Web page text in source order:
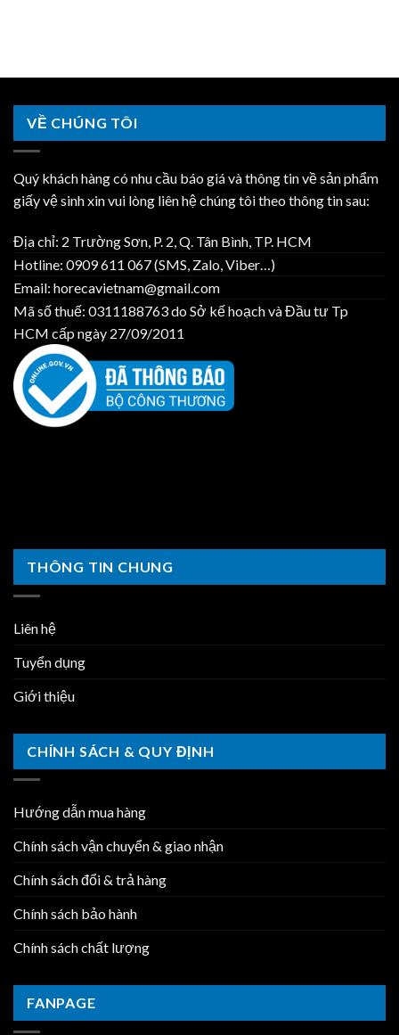
|Một
Mối
Gói
Việt
Nam
Cho
Máy
Chính
Hãng
Việt
Nam
VỀ CHÚNG TÔI
Quý khách hàng có nhu cầu báo giá và thông tin về sản phẩm
giấy vệ sinh xin vui lòng liên hệ chúng tôi theo thông tin sau:
Địa chỉ: 2 Trường Sơn, P. 2, Q. Tân Bình, TP. HCM
Hotline: 0909 611 067 (SMS, Zalo, Viber…)
Email: horecavietnam@gmail.com
Mã số thuế: 0311188763 do Sở kế hoạch và Đầu tư Tp
HCM cấp ngày 27/09/2011
THÔNG TIN CHUNG
Liên hệ
Tuyển dụng
Giới thiệu
CHÍNH SÁCH & QUY ĐỊNH
Hướng dẫn mua hàng
Chính sách vận chuyển & giao nhận
Chính sách đổi & trả hàng
Chính sách bảo hành
Chính sách chất lượng
FANPAGE